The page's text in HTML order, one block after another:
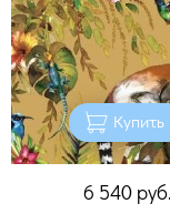
Купить
6 540 руб.